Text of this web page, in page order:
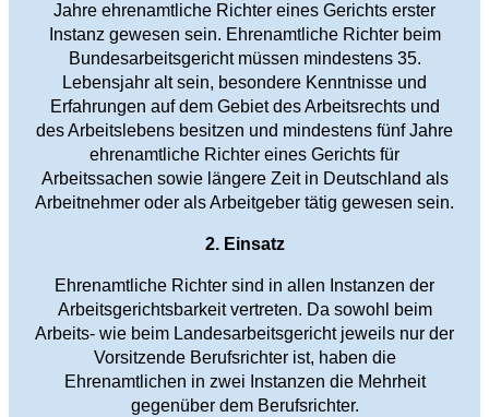
Jahre ehrenamtliche Richter eines Gerichts erster
Instanz gewesen sein. Ehrenamtliche Richter beim
Bundesarbeitsgericht müssen mindestens 35.
Lebensjahr alt sein, besondere Kenntnisse und
Erfahrungen auf dem Gebiet des Arbeitsrechts und
des Arbeitslebens besitzen und mindestens fünf Jahre
ehrenamtliche Richter eines Gerichts für
Arbeitssachen sowie längere Zeit in Deutschland als
Arbeitnehmer oder als Arbeitgeber tätig gewesen sein.
2. Einsatz
Ehrenamtliche Richter sind in allen Instanzen der
Arbeitsgerichtsbarkeit vertreten. Da sowohl beim
Arbeits- wie beim Landesarbeitsgericht jeweils nur der
Vorsitzende Berufsrichter ist, haben die
Ehrenamtlichen in zwei Instanzen die Mehrheit
gegenüber dem Berufsrichter.